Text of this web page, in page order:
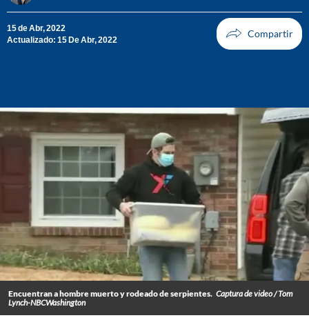
15 de Abr, 2022
Actualizado: 15 De Abr, 2022
Encuentran a hombre muerto y rodeado de serpientes. Captura de video / Tom
Lynch-NBCWashington